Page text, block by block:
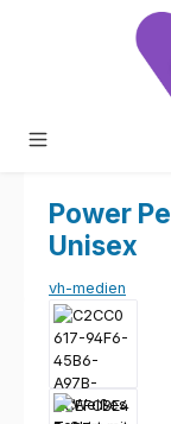
Zum Hauptinhalt
Power
Unisex
vh-medien
Bildergalerie